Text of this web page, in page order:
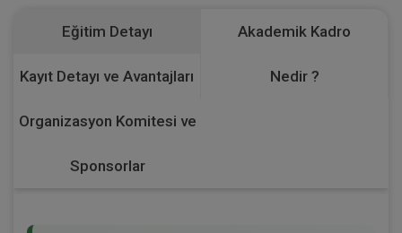
Eğitim Detayı Akademik Kadro
Kayıt Detayı ve Avantajları Nedir ?
Organizasyon Komitesi ve
Sponsorlar